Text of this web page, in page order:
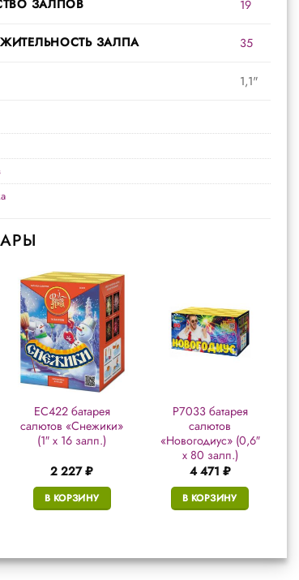
ЗАЛПОВ 19
ЗАЛПА 35
1,1"
ЕС422 батарея
салютов «Снежики»
(1″ х 16 залп.)
2 227₽
В КОРЗИНУ
Р7033 батарея
салютов
«Новогодиус» (0,6″
х 80 залп.)
4 471 ₽
В КОРЗИНУ